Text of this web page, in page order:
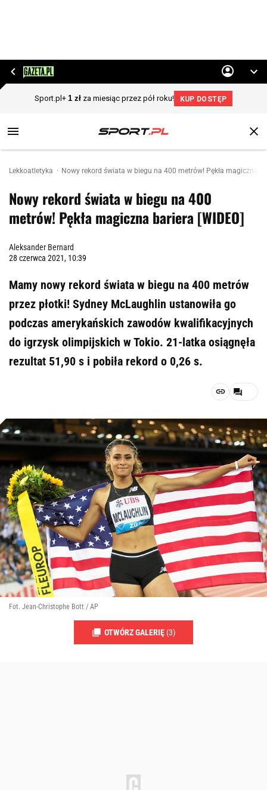
Lekkoatletyka Nowy rekord świata w biegu na 400 metrów! Pękła magiczna
Nowy rekord świata w biegu na 400
metrów! Pękła magiczna bariera [WIDEO]
Aleksander Bernard
28 czerwca 2021, 10:39
Mamy nowy rekord świata w biegu na 400 metrów
przez płotki! Sydney McLaughlin ustanowiła go
podczas amerykańskich zawodów kwalifikacyjnych
do igrzysk olimpijskich w Tokio. 21-latka osiągnęła
rezultat 51,90 s i pobiła rekord o 0,26 s.
Fot. Jean-Christophe Bott / AP
OTWÓRZ GALERIĘ (3)